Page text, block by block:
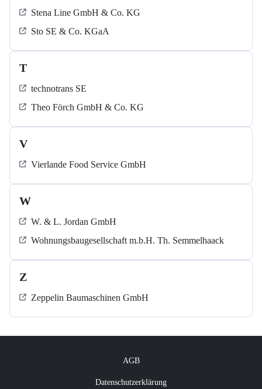
Stena Line GmbH & Co. KG
Sto SE & Co. KGaA
T
technotrans SE
Theo Förch GmbH & Co. KG
V
Vierlande Food Service GmbH
W
W. & L. Jordan GmbH
Wohnungsbaugesellschaft m.b.H. Th. Semmelhaack
Z
Zeppelin Baumaschinen GmbH
AGB
Datenschutzerklärung